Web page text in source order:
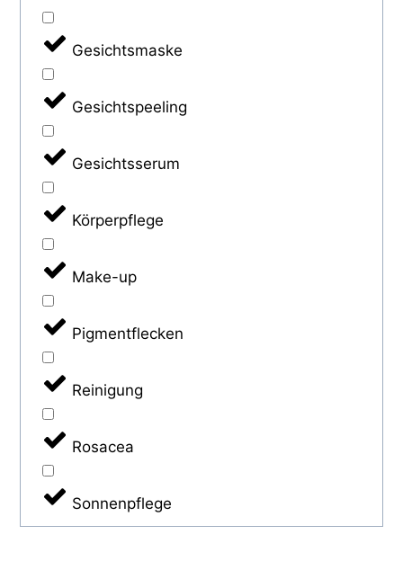
Gesichtsmaske
Gesichtspeeling
Gesichtsserum
Körperpflege
Make-up
Pigmentflecken
Reinigung
Rosacea
Sonnenpflege